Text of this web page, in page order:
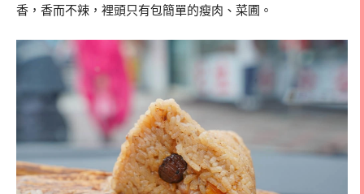
香，香而不辣，裡頭只有包簡單的瘦肉、菜圃。